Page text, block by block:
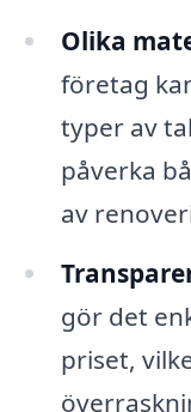
Olika
företag
typer av
påverka
av
gör det
priset,